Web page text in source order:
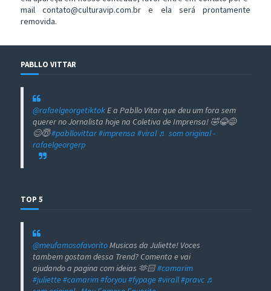
mail contato@culturavip.com.br e ela será prontamente
removida.
PABLLO VITTAR
@rafaelgeorgetiktokE a Pabllo Vitar que deu um fora sem
querer no Jornalista hoje na Coletiva de Imprensa! 🤣😂😅
😊😇#pabllovittar#imprensa #viral ♬ som original -
rafaelgeorgerp
TOP 5
@meufamosofavoritoMusicas da Juliette! Voces
tambem gostam dessa Trend? Comenta e vai
ajudando a pagina com ideias 🫶🏻#camarim
#juliette#camarim#foryou#fypage#virall#pravc ♬